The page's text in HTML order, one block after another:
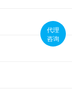
代理
咨询